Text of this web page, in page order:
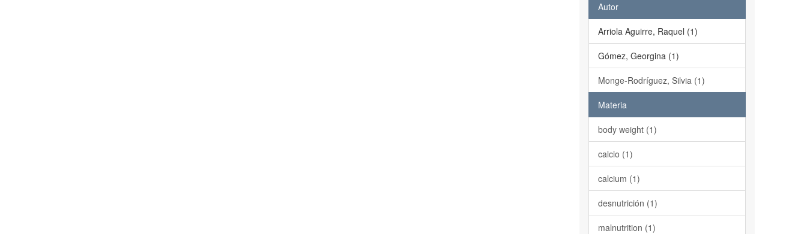
Autor
Arriola Aguirre, Raquel (1)
Gómez, Georgina (1)
Monge-Rodríguez, Silvia (1)
Materia
body weight (1)
calcio (1)
calcium (1)
desnutrición (1)
malnutrition (1)